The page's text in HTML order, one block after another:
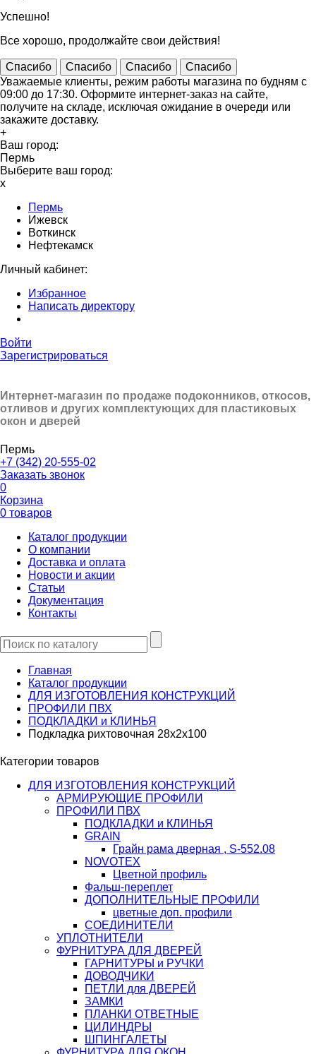
Успешно!
Все хорошо, продолжайте свои действия!
Спасибо Спасибо Спасибо
Спасибо
Уважаемые клиенты, режим работы магазина по будням с
09:00 до 17:30. Оформите интернет-заказ на сайте,
получите на складе, исключая ожидание в очереди или
закажите доставку.
+
Ваш город:
Пермь
Выберите ваш город:
x
Пермь
Ижевск
Воткинск
Нефтекамск
Личный кабинет:
Избранное
Написать директору
Войти
Зарегистрироваться
Интернет-магазин по продаже подоконников, откосов,
отливов и других комплектующих для пластиковых
окон и дверей
Пермь
+7 (342) 20-555-02
Заказать звонок
0
Корзина
0 товаров
Каталог продукции
О компании
Доставка и оплата
Новости и акции
Статьи
Документация
Контакты
Главная
Каталог продукции
ДЛЯ ИЗГОТОВЛЕНИЯ КОНСТРУКЦИЙ
ПРОФИЛИ ПВХ
ПОДКЛАДКИ и КЛИНЬЯ
Подкладка рихтовочная 28х2х100
Категории товаров
ДЛЯ ИЗГОТОВЛЕНИЯ КОНСТРУКЦИЙ
АРМИРУЮЩИЕ ПРОФИЛИ
ПРОФИЛИ ПВХ
ПОДКЛАДКИ и КЛИНЬЯ
GRAIN
Грайн рама дверная , S-552.08
NOVOTEX
Цветной профиль
Фальш-переплет
ДОПОЛНИТЕЛЬНЫЕ ПРОФИЛИ
цветные доп. профили
СОЕДИНИТЕЛИ
УПЛОТНИТЕЛИ
ФУРНИТУРА ДЛЯ ДВЕРЕЙ
ГАРНИТУРЫ и РУЧКИ
ДОВОДЧИКИ
ПЕТЛИ для ДВЕРЕЙ
ЗАМКИ
ПЛАНКИ ОТВЕТНЫЕ
ЦИЛИНДРЫ
ШПИНГАЛЕТЫ